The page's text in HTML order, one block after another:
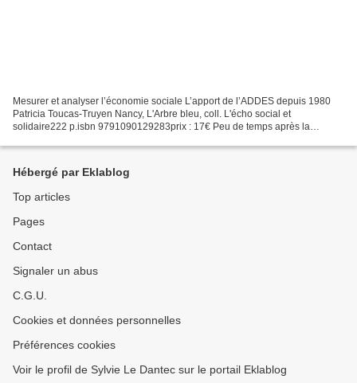
Mesurer et analyser l’économie sociale L’apport de l’ADDES depuis 1980
Patricia Toucas-Truyen Nancy, L'Arbre bleu, coll. L'écho social et
solidaire222 p.isbn 9791090129283prix : 17€ Peu de temps après la
Hébergé par Eklablog
Top articles
Pages
Contact
Signaler un abus
C.G.U.
Cookies et données personnelles
Préférences cookies
Voir le profil de Sylvie Le Dantec sur le portail Eklablog